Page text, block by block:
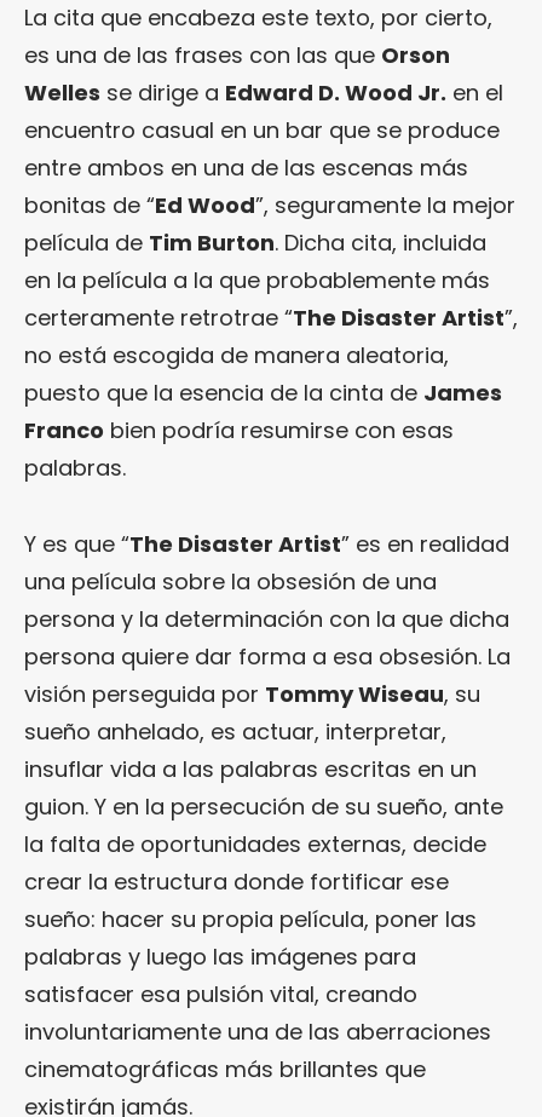
La cita que encabeza este texto, por cierto,
es una de las frases con las que Orson
Welles se dirige a Edward D. Wood Jr. en el
encuentro casual en un bar que se produce
entre ambos en una de las escenas más
bonitas de “Ed Wood”, seguramente la mejor
película de Tim Burton. Dicha cita, incluida
en la película a la que probablemente más
certeramente retrotrae “The Disaster Artist”,
no está escogida de manera aleatoria,
puesto que la esencia de la cinta de James
Franco bien podría resumirse con esas
palabras.
Y es que “The Disaster Artist” es en realidad
una película sobre la obsesión de una
persona y la determinación con la que dicha
persona quiere dar forma a esa obsesión. La
visión perseguida por Tommy Wiseau, su
sueño anhelado, es actuar, interpretar,
insuflar vida a las palabras escritas en un
guion. Y en la persecución de su sueño, ante
la falta de oportunidades externas, decide
crear la estructura donde fortificar ese
sueño: hacer su propia película, poner las
palabras y luego las imágenes para
satisfacer esa pulsión vital, creando
involuntariamente una de las aberraciones
cinematográficas más brillantes que
existirán jamás.